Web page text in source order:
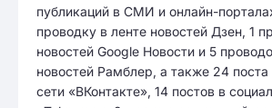
публикаций в СМИ и онлайн-
проводку в ленте новостей Дзен, 1
новостей Google Новости и 5
новостей Рамблер, а также 24 поста
сети «ВКонтакте», 14 постов в